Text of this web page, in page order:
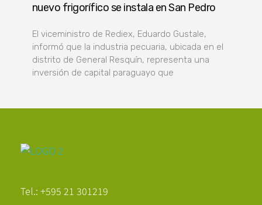
nuevo frigorífico se instala en San Pedro
El viceministro de Rediex, Eduardo Gustale,
informó que la industria pecuaria, ubicada en el
distrito de General Resquín, representa una
inversión de capital paraguayo que
Tel.: +595 21 301219